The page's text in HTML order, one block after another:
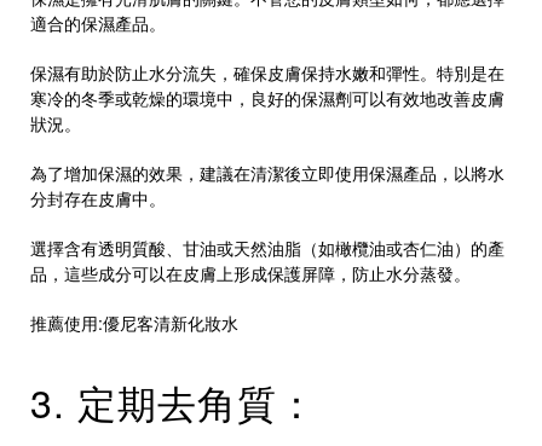
適合的保濕產品。
保濕有助於防止水分流失，確保皮膚保持水嫩和彈性。特別是在
寒冷的冬季或乾燥的環境中，良好的保濕劑可以有效地改善皮膚
狀況。
為了增加保濕的效果，建議在清潔後立即使用保濕產品，以將水
分封存在皮膚中。
選擇含有透明質酸、甘油或天然油脂（如橄欖油或杏仁油）的產
品，這些成分可以在皮膚上形成保護屏障，防止水分蒸發。
推薦使用:優尼客清新化妝水
3. 定期去角質：